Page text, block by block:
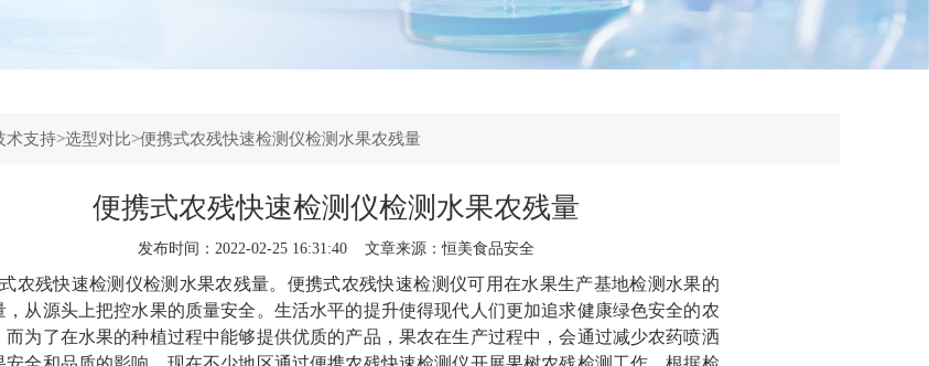
术支持>选型对比>便携式农残快速检测仪检测水果农残量
便携式农残快速检测仪检测水果农残量
发布时间：2022-02-25 16:31:40 文章来源：恒美食品安全
农残快速检测仪检测水果农残量。便携式农残快速检测仪可用在水果生产基地检测水果的
，从源头上把控水果的质量安全。生活水平的提升使得现代人们更加追求健康绿色安全的农
而为了在水果的种植过程中能够提供优质的产品，果农在生产过程中，会通过减少农药喷洒